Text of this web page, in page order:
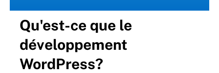
Qu'est-ce que le
développement
WordPress?